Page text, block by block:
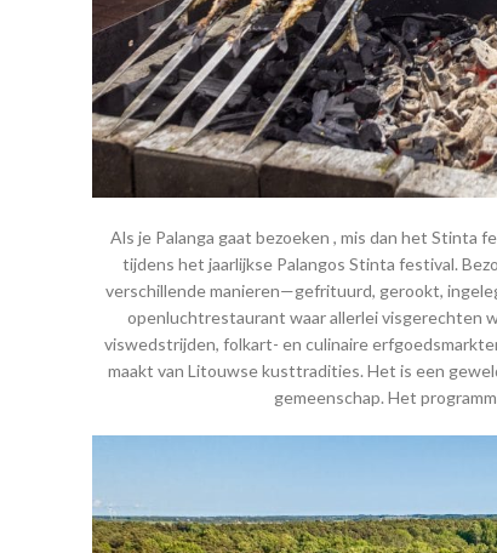
Als je Palanga gaat bezoeken , mis dan het Stinta
tijdens het jaarlijkse Palangos Stinta festival.
verschillende manieren—gefrituurd, gerookt,
openluchtrestaurant waar allerlei visgerechten
viswedstrijden, folkart- en culinaire
maakt van Litouwse kusttradities. Het is een
gemeenschap. Het